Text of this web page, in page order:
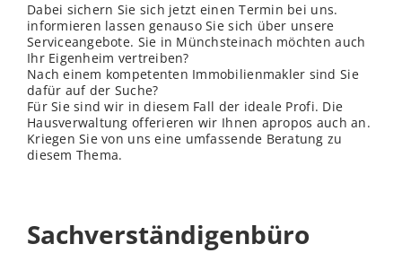
Dabei sichern Sie sich jetzt einen Termin bei uns.
informieren lassen genauso Sie sich über unsere
Serviceangebote. Sie in Münchsteinach möchten auch
Ihr Eigenheim vertreiben?
Nach einem kompetenten Immobilienmakler sind Sie
dafür auf der Suche?
Für Sie sind wir in diesem Fall der ideale Profi. Die
Hausverwaltung offerieren wir Ihnen apropos auch an.
Kriegen Sie von uns eine umfassende Beratung zu
diesem Thema.
Sachverständigenbüro